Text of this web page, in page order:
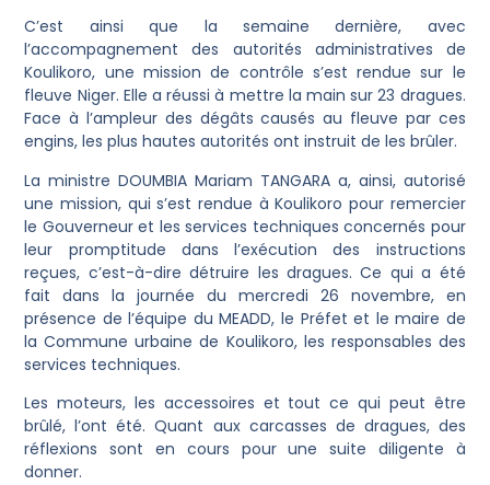
C’est ainsi que la semaine dernière, avec
l’accompagnement des autorités administratives de
Koulikoro, une mission de contrôle s’est rendue sur le
fleuve Niger. Elle a réussi à mettre la main sur 23 dragues.
Face à l’ampleur des dégâts causés au fleuve par ces
engins, les plus hautes autorités ont instruit de les brûler.
La ministre DOUMBIA Mariam TANGARA a, ainsi, autorisé
une mission, qui s’est rendue à Koulikoro pour remercier
le Gouverneur et les services techniques concernés pour
leur promptitude dans l’exécution des instructions
reçues, c’est-à-dire détruire les dragues. Ce qui a été
fait dans la journée du mercredi 26 novembre, en
présence de l’équipe du MEADD, le Préfet et le maire de
la Commune urbaine de Koulikoro, les responsables des
services techniques.
Les moteurs, les accessoires et tout ce qui peut être
brûlé, l’ont été. Quant aux carcasses de dragues, des
réflexions sont en cours pour une suite diligente à
donner.